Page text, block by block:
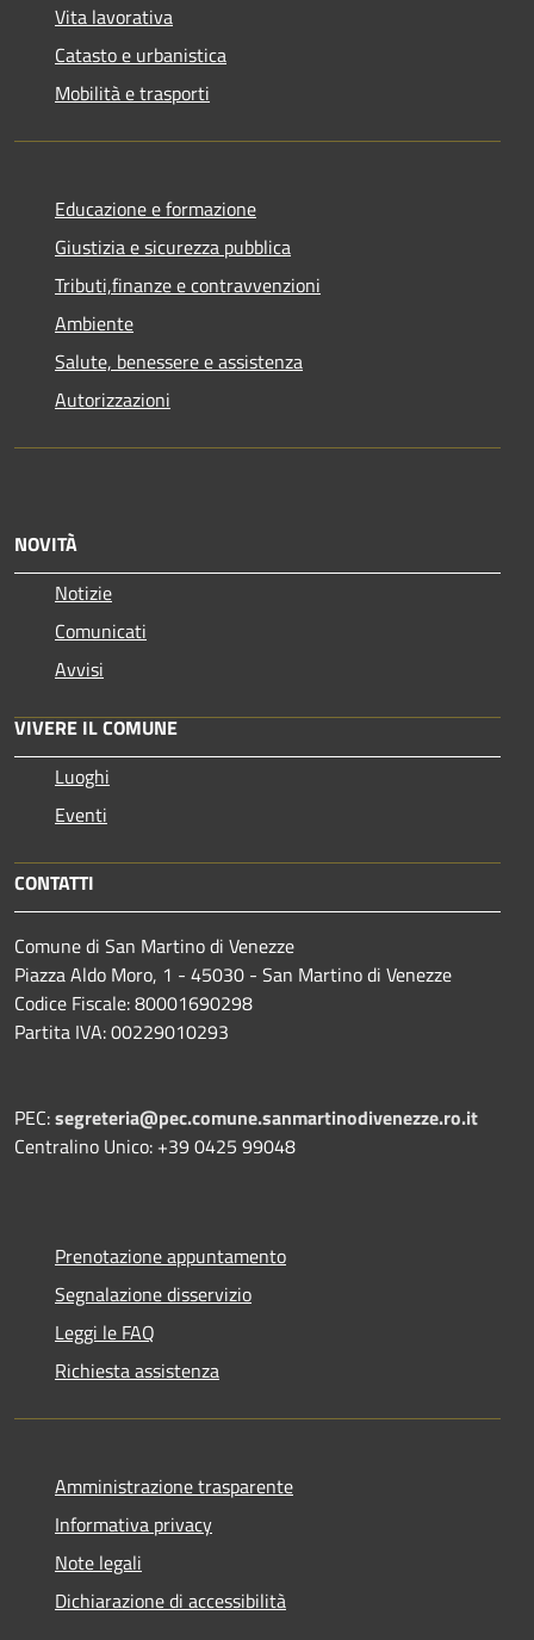
Vita lavorativa
Catasto e urbanistica
Mobilità e trasporti
Educazione e formazione
Giustizia e sicurezza pubblica
Tributi,finanze e contravvenzioni
Ambiente
Salute, benessere e assistenza
Autorizzazioni
NOVITÀ
Notizie
Comunicati
Avvisi
VIVERE IL COMUNE
Luoghi
Eventi
CONTATTI
Comune di San Martino di Venezze
Piazza Aldo Moro, 1 - 45030 - San Martino di Venezze
Codice Fiscale: 80001690298
Partita IVA: 00229010293
PEC:segreteria@pec.comune.sanmartinodivenezze.ro.it
Centralino Unico: +39 0425 99048
Prenotazione appuntamento
Segnalazione disservizio
Leggi le FAQ
Richiesta assistenza
Amministrazione trasparente
Informativa privacy
Note legali
Dichiarazione di accessibilità